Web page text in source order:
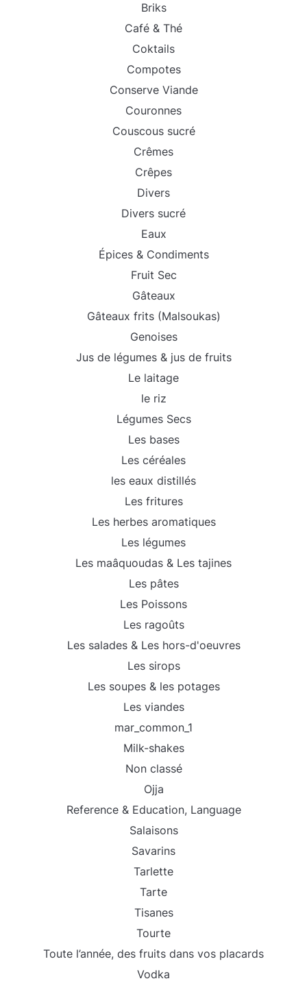
Briks
Café & Thé
Coktails
Compotes
Conserve Viande
Couronnes
Couscous sucré
Crêmes
Crêpes
Divers
Divers sucré
Eaux
Épices & Condiments
Fruit Sec
Gâteaux
Gâteaux frits (Malsoukas)
Genoises
Jus de légumes & jus de fruits
Le laitage
le riz
Légumes Secs
Les bases
Les céréales
les eaux distillés
Les fritures
Les herbes aromatiques
Les légumes
Les maâquoudas & Les tajines
Les pâtes
Les Poissons
Les ragoûts
Les salades & Les hors-d'oeuvres
Les sirops
Les soupes & les potages
Les viandes
mar_common_1
Milk-shakes
Non classé
Ojja
Reference & Education, Language
Salaisons
Savarins
Tarlette
Tarte
Tisanes
Tourte
Toute l’année, des fruits dans vos placards
Vodka